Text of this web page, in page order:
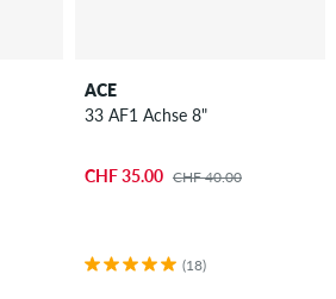
ACE
33 AF1 Achse 8"
CHF 35.00 CHF 40.00
(18)